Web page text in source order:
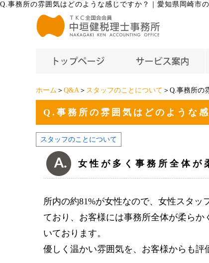
Q.事務所の雰囲気はどのような感じですか？ 愛知県岡崎市
ホーム ＞ Q&A ＞ スタッフのことについて ＞Q.事務所の
Q.事務所の雰囲気はどのような
スタッフのことについて
女性が多く事務所全体が
所内の約81%が女性なので、女性スタッ
ており、お客様には事務所全体が柔ら
いております。
優しく温かい雰囲気を、お客様からも評